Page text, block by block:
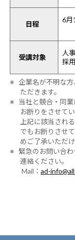
日程
6月
受講対象
人
採
※ 企業名が不明な方
ただきます。
※ 当社と競合・同業
お断りをさせて
上記に該当され
でもお断りさせ
めご了承いただ
※ 緊急のお問い合わ
連絡ください。
Mail： ad-